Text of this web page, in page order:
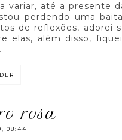
variar, até a presente
perdendo uma
de reflexões, adorei
elas, além disso,
rosa
08:44